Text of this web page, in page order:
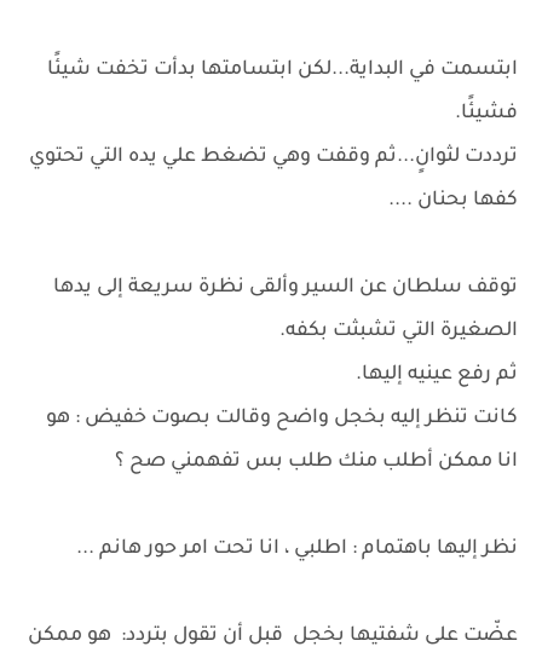
ابتسمت في البداية...لكن ابتسامتها بدأت تخفت شيئًا
فشيئًا.
ترددت لثوانٍ...ثم وقفت وهي تضغط علي يده التي تحتوي
كفها بحنان ....
توقف سلطان عن السير وألقى نظرة سريعة إلى يدها
الصغيرة التي تشبثت بكفه.
ثم رفع عينيه إليها.
كانت تنظر إليه بخجل واضح وقالت بصوت خفيض : هو
انا ممكن أطلب منك طلب بس تفهمني صح ؟
نظر إليها باهتمام : اطلبي ، انا تحت امر حور هانم ...
عضّت على شفتيها بخجل قبل أن تقول بتردد: هو ممكن